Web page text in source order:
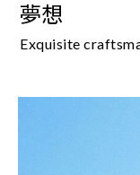
夢想
Exquisite